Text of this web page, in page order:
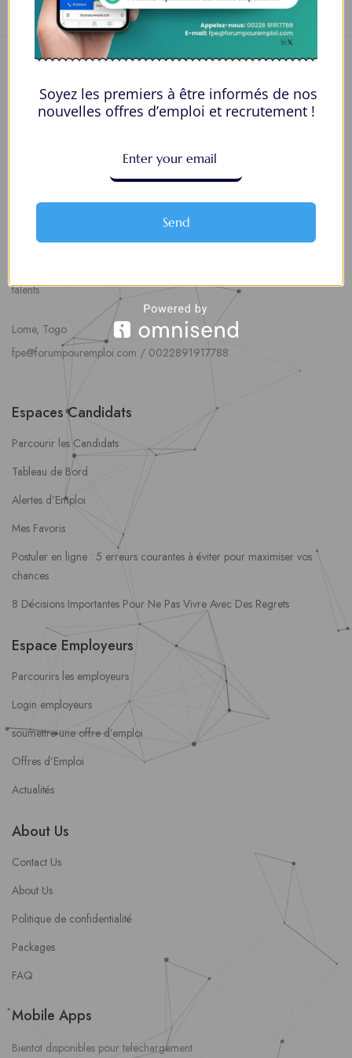
00228 91917788
la solution idéale pour tous ceux qui cherchent à se connecter au
monde du travail. Que vous soyez à la recherche d’une nouvelle
talents
Lome, Togo
fpe@forumpouremploi.com / 0022891917788
Espaces Candidats
Parcourir les Candidats
Tableau de Bord
Alertes d’Emploi
Mes Favoris
Postuler en ligne : 5 erreurs courantes à éviter pour maximiser vos
chances
8 Décisions Importantes Pour Ne Pas Vivre Avec Des Regrets
Espace Employeurs
Parcourirs les employeurs
Login employeurs
soumettre une offre d’emploi
Offres d’Emploi
Actualités
About Us
Contact Us
About Us
Politique de confidentialité
Packages
FAQ
Mobile Apps
Bientot disponibles pour telechargement
Soyez les premiers à être informés de nos
nouvelles offres d’emploi et recrutement !
Send